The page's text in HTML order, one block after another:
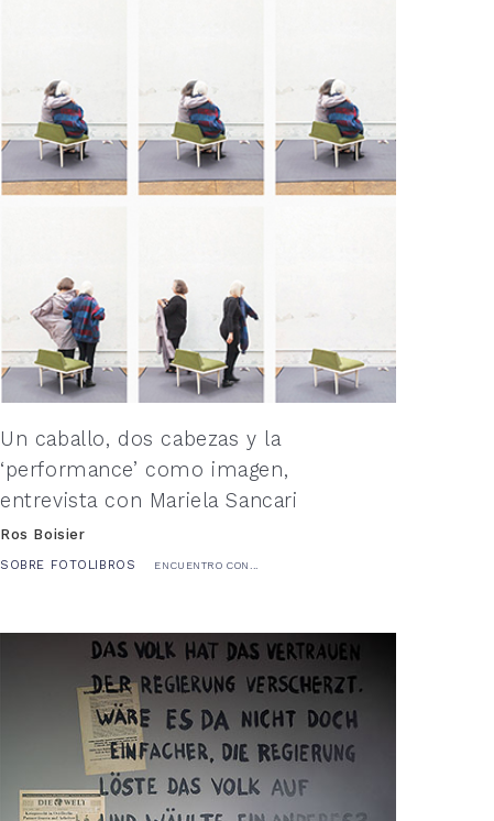
Un caballo, dos cabezas y la
‘performance’ como imagen,
entrevista con Mariela Sancari
Ros Boisier
SOBRE FOTOLIBROS ENCUENTRO CON...